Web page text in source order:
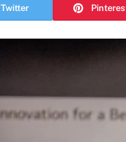
Twitter